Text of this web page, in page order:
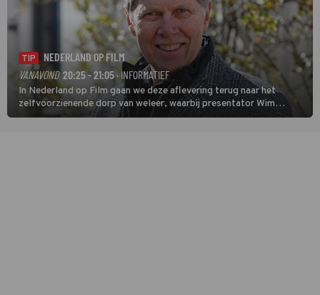
TIP
NEDERLAND OP FILM
VANAVOND 20:25 - 21:05· INFORMATIEF
In Nederland op Film gaan we deze aflevering terug naar het
zelfvoorzienende dorp van weleer, waarbij presentator Wim
Daniëls de kijkers meeneemt op reis door de tijd aan de hand van